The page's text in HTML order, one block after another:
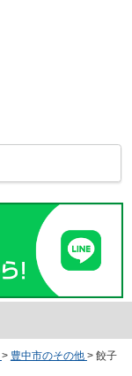
> 豊中市のその他 > 餃子